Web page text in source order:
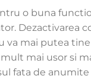
o buna
Dezactivarea
mai putea
mai usor si
fata de anumite